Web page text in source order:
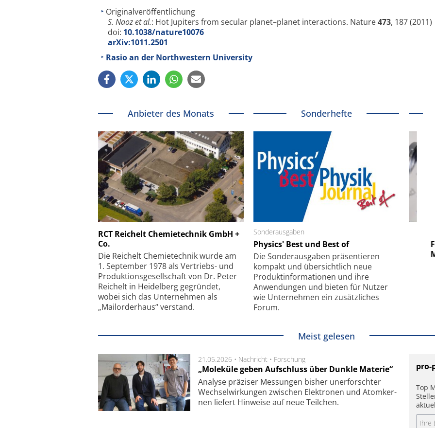
Originalveröffentlichung
S. Naoz et al.: Hot Jupiters from secular planet–planet interactions. Nature473, 187 (2011)
doi: 10.1038/nature10076
arXiv:1011.2501
Rasio an der Northwestern University
Anbieter des Monats
RCT Reichelt Chemietechnik GmbH +
Co.
Die Reichelt Chemietechnik wurde am
1. September 1978 als Vertriebs- und
Produktionsgesellschaft von Dr. Peter
Reichelt in Heidelberg gegründet,
wobei sich das Unternehmen als
„Mailorderhaus“ verstand.
Sonderhefte
Sonderausgaben
Physics' Best und Best of
Die Sonder­ausgaben präsentieren
kompakt und übersichtlich neue
Produkt­informationen und ihre
Anwendungen und bieten für Nutzer
wie Unternehmen ein zusätzliches
Forum.
Schäfter + Kirchhoff GmbH
Feinfokussierungsmechanismus
Elektronenmikroskopie auf
kleinstem Raum
Meist gelesen
21.05.2026 • Nachricht • Forschung
„Moleküle geben Aufschluss über Dunkle Materie“
Analyse prä­zi­ser Mes­sung­en bis­her un­er­for­schter
Wech­sel­wir­kung­en zwi­schen Elek­tro­nen und Atom­ker­
nen lie­fert Hin­wei­se auf neue Teil­chen.
pro-
Top